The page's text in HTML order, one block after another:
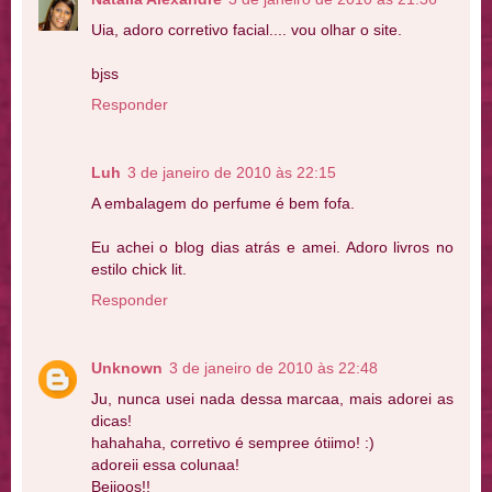
Uia, adoro corretivo facial.... vou olhar o site.
bjss
Responder
Luh 3 de janeiro de 2010 às 22:15
A embalagem do perfume é bem fofa.
Eu achei o blog dias atrás e amei. Adoro livros no
estilo chick lit.
Responder
Unknown 3 de janeiro de 2010 às 22:48
Ju, nunca usei nada dessa marcaa, mais adorei as
dicas!
hahahaha, corretivo é sempree ótiimo! :)
adoreii essa colunaa!
Beijoos!!